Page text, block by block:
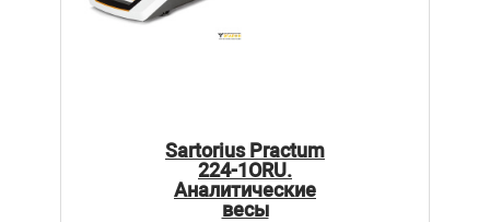
Sartorius Practum
224-1ORU.
Аналитические
весы